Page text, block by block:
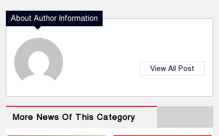
About Author Information
View All Post
More News Of This Category